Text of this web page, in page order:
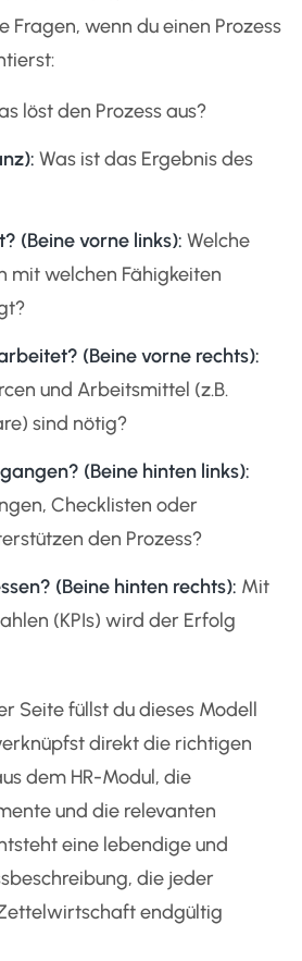
Fragen, wenn du einen Prozess
löst den Prozess aus?
Was ist das Ergebnis des
(Beine vorne links): Welche
mit welchen Fähigkeiten
(Beine vorne rechts):
und Arbeitsmittel (z.B.
sind nötig?
(Beine hinten links):
Checklisten oder
den Prozess?
(Beine hinten rechts): Mit
(KPIs) wird der Erfolg
Seite füllst du dieses Modell
direkt die richtigen
dem HR-Modul, die
und die relevanten
eine lebendige und
die jeder
endgültig